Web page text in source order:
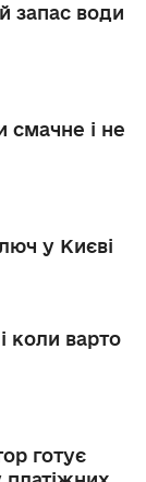
запас води
смачне і не
у Києві
коли варто
готує